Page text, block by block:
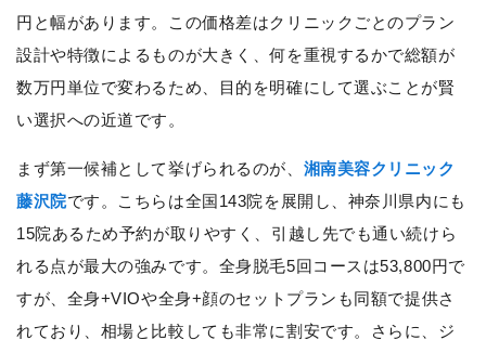
円と幅があります。この価格差はクリニックごとのプラン
設計や特徴によるものが大きく、何を重視するかで総額が
数万円単位で変わるため、目的を明確にして選ぶことが賢
い選択への近道です。
まず第一候補として挙げられるのが、 湘南美容クリニック
藤沢院です。こちらは全国143院を展開し、神奈川県内にも
15院あるため予約が取りやすく、引越し先でも通い続けら
れる点が最大の強みです。全身脱毛5回コースは53,800円で
すが、全身+VIOや全身+顔のセットプランも同額で提供さ
れており、相場と比較しても非常に割安です。さらに、ジ